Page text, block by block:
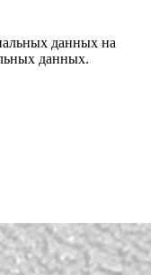
данных на
данных.